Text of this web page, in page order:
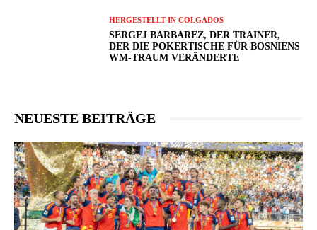
HERGESTELLT IN COLGADOS
SERGEJ BARBAREZ, DER TRAINER,
DER DIE POKERTISCHE FÜR BOSNIENS
WM-TRAUM VERÄNDERTE
NEUESTE BEITRÄGE